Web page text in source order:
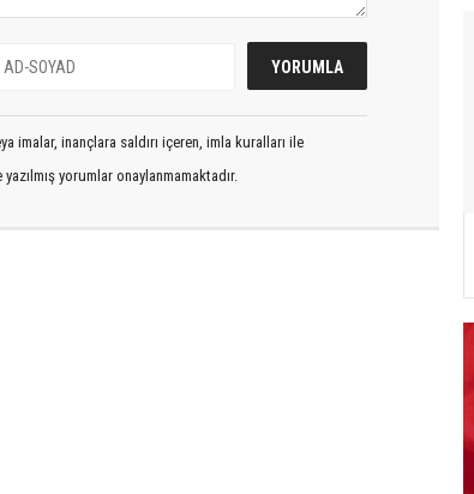
imalar, inançlara saldırı içeren, imla kuralları ile
yorumlar onaylanmamaktadır.